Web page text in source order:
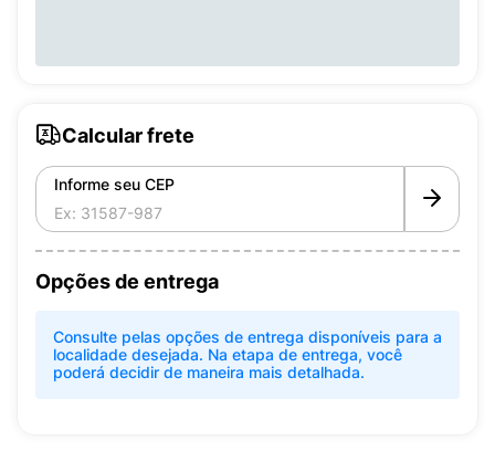
Calcular frete
Informe seu CEP
Opções de entrega
Consulte pelas opções de entrega disponíveis para a
localidade desejada. Na etapa de entrega, você
poderá decidir de maneira mais detalhada.